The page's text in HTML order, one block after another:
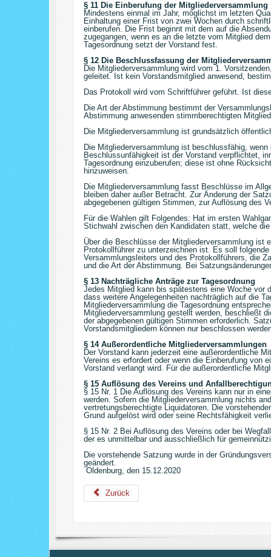
§ 11 Die Einberufung der Mitgliederversammlung
Mindestens einmal im Jahr, möglichst im letzten
Einhaltung einer Frist von zwei Wochen durch
einberufen. Die Frist beginnt mit dem auf die
zugegangen, wenn es an die letzte vom Mitglied
Tagesordnung setzt der Vorstand fest.
§ 12 Die Beschlussfassung der
Die Mitgliederversammlung wird vom 1.
geleitet. Ist kein Vorstandsmitglied anwesend,
Das Protokoll wird vom Schriftführer geführt. Ist
Die Art der Abstimmung bestimmt der
Abstimmung anwesenden stimmberechtigten
Die Mitgliederversammlung ist grundsätzlich
Die Mitgliederversammlung ist beschlussfähig,
Beschlussunfähigkeit ist der Vorstand verpflichtet,
Tagesordnung einzuberufen; diese ist ohne
hinzuweisen.
Die Mitgliederversammlung fasst Beschlüsse im
bleiben daher außer Betracht. Zur Änderung der
abgegebenen gültigen Stimmen, zur Auflösung des
Für die Wahlen gilt Folgendes: Hat im ersten
Stichwahl zwischen den Kandidaten statt, welche
Über die Beschlüsse der Mitgliederversammlung ist
Protokollführer zu unterzeichnen ist. Es soll
Versammlungsleiters und des Protokollführers, die
und die Art der Abstimmung. Bei
§ 13 Nachträgliche Anträge zur Tagesordnung
Jedes Mitglied kann bis spätestens eine Woche vor
dass weitere Angelegenheiten nachträglich auf die
Mitgliederversammlung die Tagesordnung
Mitgliederversammlung gestellt werden, beschließt
der abgegebenen gültigen Stimmen erforderlich.
Vorstandsmitgliedern können nur beschlossen
§ 14 Außerordentliche Mitgliederversammlungen
Der Vorstand kann jederzeit eine außerordentliche
Vereins es erfordert oder wenn die Einberufung von
Vorstand verlangt wird. Für die außerordentliche
§ 15 Auflösung des Vereins und
§ 15 Nr. 1 Die Auflösung des Vereins kann nur in
werden. Sofern die Mitgliederversammlung nichts
vertretungsberechtigte Liquidatoren. Die
Grund aufgelöst wird oder seine Rechtsfähigkeit
§ 15 Nr. 2 Bei Auflösung des Vereins oder bei
der es unmittelbar und ausschließlich für
Die vorstehende Satzung wurde in der
geändert.
Oldenburg, den 15.12.2020
Zurück